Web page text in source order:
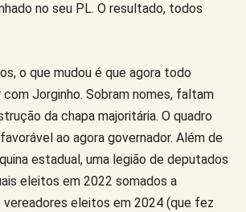
no seu PL. O resultado, todos
o que mudou é que agora todo
Jorginho. Sobram nomes, faltam
da chapa majoritária. O quadro
ao agora governador. Além de
estadual, uma legião de deputados
eleitos em 2022 somados a
eleitos em 2024 (que fez